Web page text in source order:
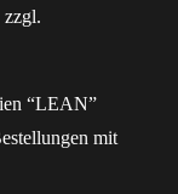
zzgl.
“LEAN”
mit